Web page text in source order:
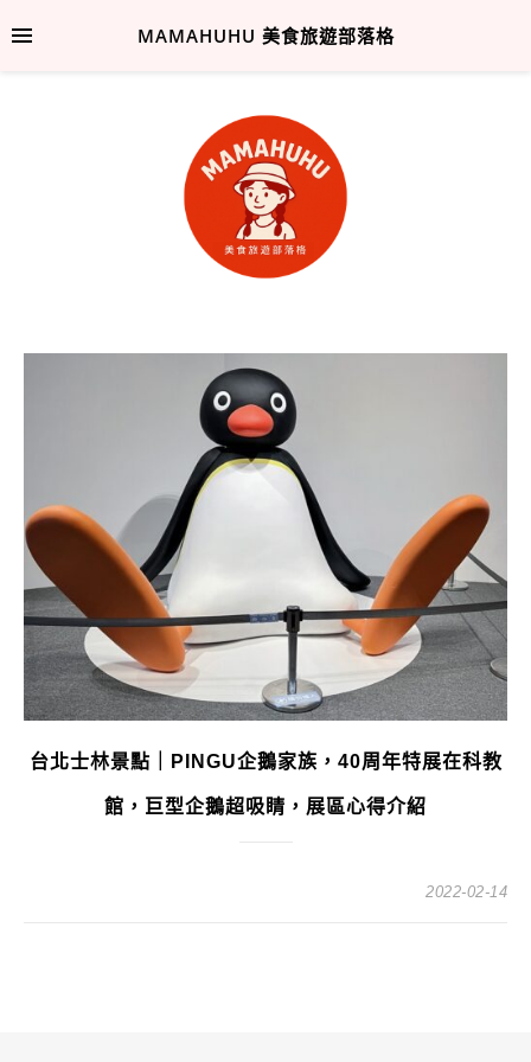
MAMAHUHU 美食旅遊部落格
台北士林景點｜PINGU企鵝家族，40周年特展在科教
館，巨型企鵝超吸睛，展區心得介紹
2022-02-14